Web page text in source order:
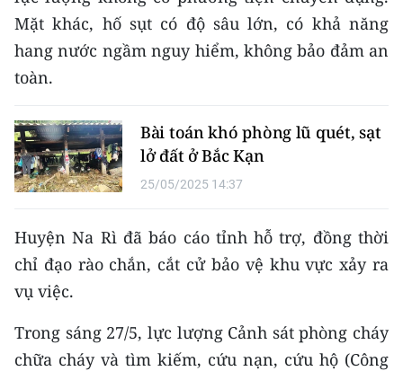
Media Kinh tế
Media Văn hóa
Media Pháp luật
Media Du lịch
Media Thể thao
Media Giáo dục
Media Y tế
Mặt khác, hố sụt có độ sâu lớn, có khả năng
hang nước ngầm nguy hiểm, không bảo đảm an
toàn.
Bài toán khó phòng lũ quét, sạt
lở đất ở Bắc Kạn
25/05/2025 14:37
Huyện Na Rì đã báo cáo tỉnh hỗ trợ, đồng thời
chỉ đạo rào chắn, cắt cử bảo vệ khu vực xảy ra
vụ việc.
Trong sáng 27/5, lực lượng Cảnh sát phòng cháy
chữa cháy và tìm kiếm, cứu nạn, cứu hộ (Công